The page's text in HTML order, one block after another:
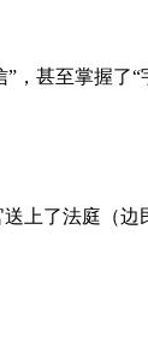
，甚至掌握了
上了法庭（